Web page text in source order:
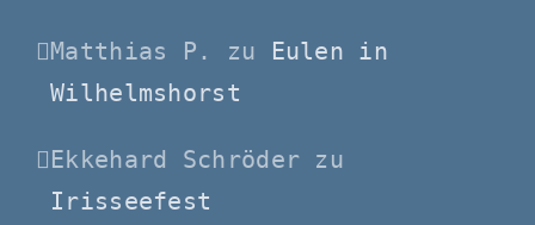
Matthias P. zu
Eulen in
Wilhelmshorst
Ekkehard Schröder zu
Irisseefest